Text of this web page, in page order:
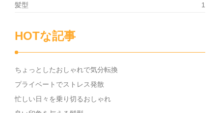
髪型
1
HOTな記事
ちょっとしたおしゃれで気分転換
プライベートでストレス発散
忙しい日々を乗り切るおしゃれ